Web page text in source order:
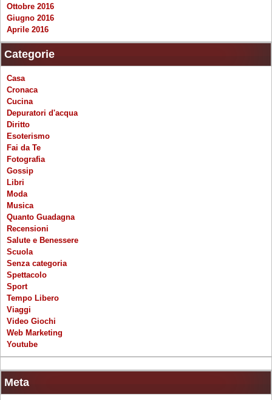
Ottobre 2016
Giugno 2016
Aprile 2016
Categorie
Casa
Cronaca
Cucina
Depuratori d'acqua
Diritto
Esoterismo
Fai da Te
Fotografia
Gossip
Libri
Moda
Musica
Quanto Guadagna
Recensioni
Salute e Benessere
Scuola
Senza categoria
Spettacolo
Sport
Tempo Libero
Viaggi
Video Giochi
Web Marketing
Youtube
Meta